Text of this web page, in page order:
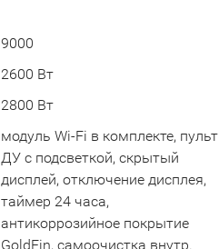
9000
2600 Вт
2800 Вт
модуль Wi-Fi в комплекте, пульт
ДУ с подсветкой, скрытый
дисплей, отключение дисплея,
таймер 24 часа,
антикоррозийное покрытие
GoldFin, самоочистка внутр.